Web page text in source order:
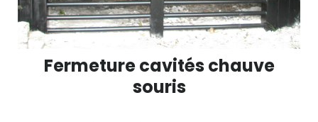
Fermeture cavités chauve
souris